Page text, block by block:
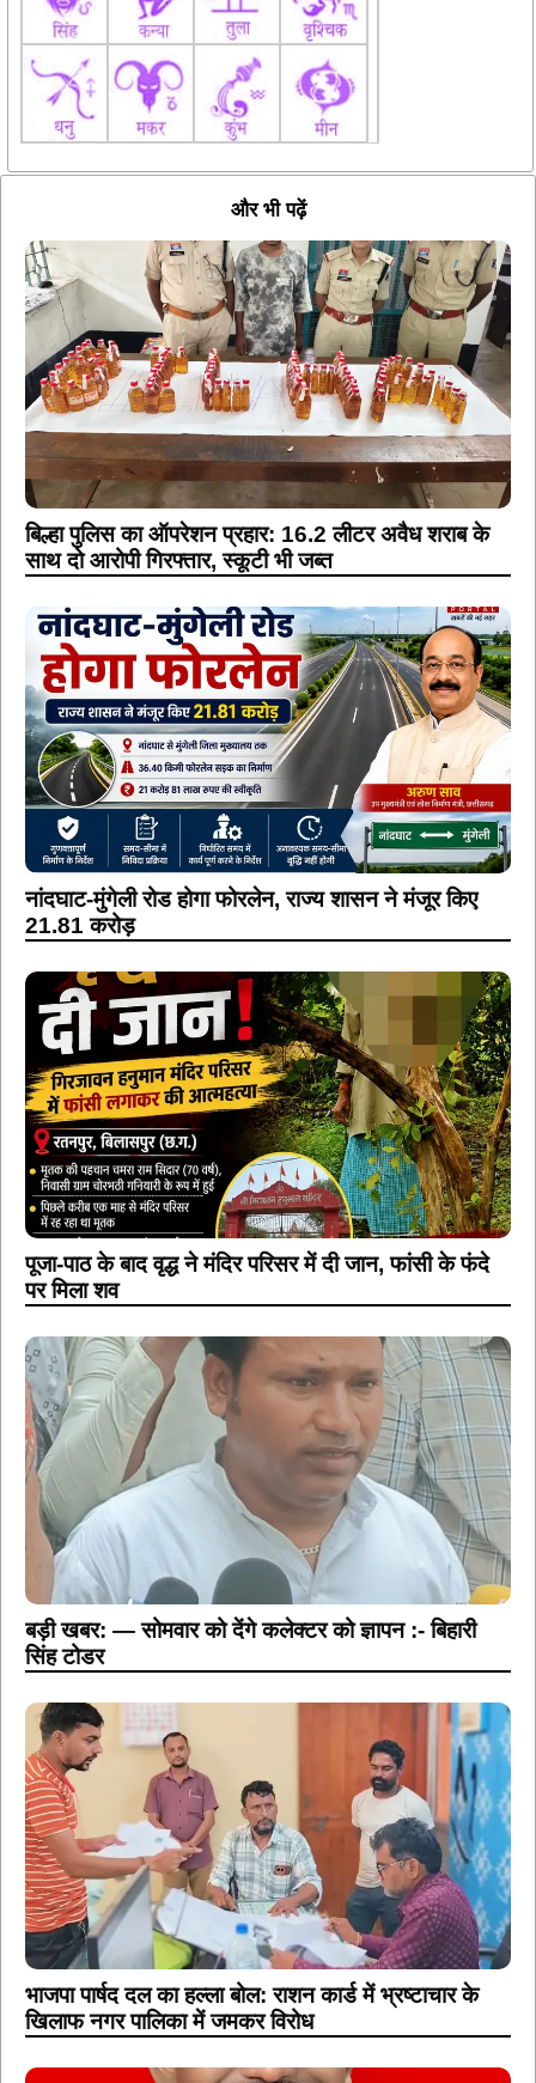
और भी पढ़ें
बिल्हा पुलिस का ऑपरेशन प्रहार: 16.2 लीटर अवैध शराब के
साथ दो आरोपी गिरफ्तार, स्कूटी भी जब्त
नांदघाट-मुंगेली रोड होगा फोरलेन, राज्य शासन ने मंजूर किए
21.81 करोड़
पूजा-पाठ के बाद वृद्ध ने मंदिर परिसर में दी जान, फांसी के फंदे
पर मिला शव
बड़ी खबर: — सोमवार को देंगे कलेक्टर को ज्ञापन :- बिहारी
सिंह टोडर
भाजपा पार्षद दल का हल्ला बोल: राशन कार्ड में भ्रष्टाचार के
खिलाफ नगर पालिका में जमकर विरोध